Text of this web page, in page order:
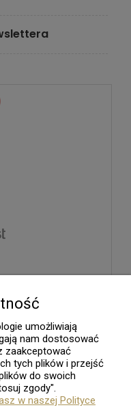
umożliwiają
nam dostosować
zaakceptować
tych plików i przejść
do swoich
zgody".
w naszej Polityce